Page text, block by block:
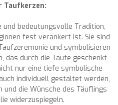
Taufkerzen:
und bedeutungsvolle Tradition,
fest verankert ist. Sie sind
und symbolisieren
das durch die Taufe geschenkt
nur eine tiefe symbolische
individuell gestaltet werden,
und die Wünsche des Täuflings
widerzuspiegeln.